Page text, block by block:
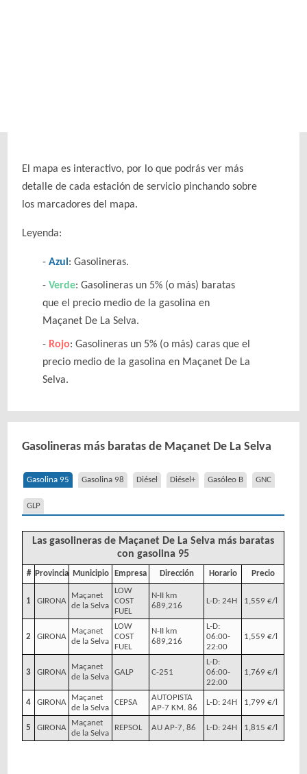
El mapa es interactivo, por lo que podrás ver más
detalle de cada estación de servicio pinchando sobre
los marcadores del mapa.
Leyenda:
Azul : Gasolineras.
Verde: Gasolineras un 5% (o más) baratas
que el precio medio de la gasolina en
Maçanet De La Selva.
Rojo: Gasolineras un 5% (o más) caras que el
precio medio de la gasolina en Maçanet De La
Selva.
Gasolineras más baratas de Maçanet De La Selva
Gasolina 95 Gasolina 98 Diésel Diésel+ Gasóleo B GNC
GLP
Las gasolineras de Maçanet De La Selva más baratas
con gasolina 95
# Provincia Municipio Empresa Dirección Horario Precio
1 GIRONA
Maçanet
de la Selva
LOW
COST
FUEL
N-II km
689,216
L-D: 24H 1,559 €/l
2 GIRONA
Maçanet
de la Selva
LOW
COST
FUEL
N-II km
689,216
L-D:
06:00-
22:00
1,559 €/l
3 GIRONA
Maçanet
de la Selva
GALP C-251
L-D:
06:00-
22:00
1,769 €/l
4 GIRONA
Maçanet
de la Selva
CEPSA
AUTOPISTA
AP-7 KM. 86
L-D: 24H 1,799 €/l
5 GIRONA
Maçanet
de la Selva
REPSOL AU AP-7, 86 L-D: 24H 1,815 €/l